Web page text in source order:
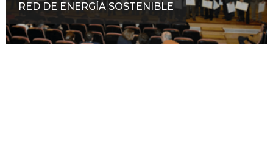
RED DE ENERGÍA SOSTENIBLE